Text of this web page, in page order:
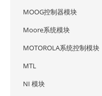
MOOG控制器模块
Moore系统模块
MOTOROLA系统控制模块
MTL
NI 模块